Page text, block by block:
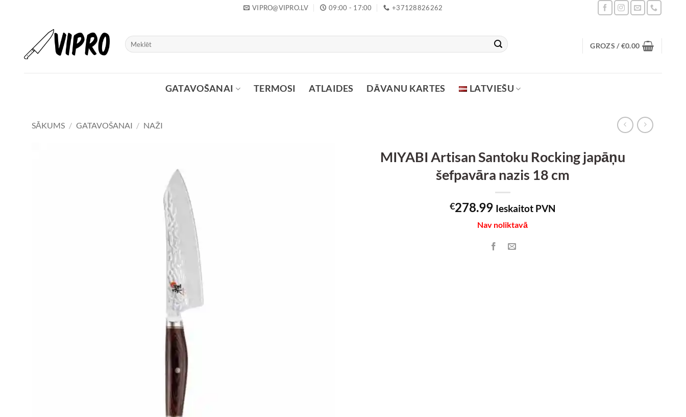
VIPRO@VIPRO.LV 09:00 - 17:00 +37128826262
Meklēt:
GROZS /€0.00
GATAVOŠANAI TERMOSI ATLAIDES DĀVANU KARTES LATVIEŠU
SĀKUMS / GATAVOŠANAI / NAŽI
MIYABI Artisan Santoku Rocking japāņu
šefpavāra nazis 18 cm
€278.99 Ieskaitot PVN
Nav noliktavā